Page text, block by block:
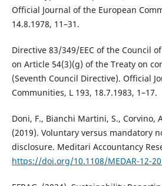
Official Journal of the European
14.8.1978, 11–31.
Directive 83/349/EEC of the Council
on Article 54(3)(g) of the Treaty on
(Seventh Council Directive). Official
Communities, L 193, 18.7.1983, 1–17.
Doni, F., Bianchi Martini, S., Corvino,
(2019). Voluntary versus mandatory
disclosure. Meditari Accountancy
https://doi.org/10.1108/MEDAR-12-